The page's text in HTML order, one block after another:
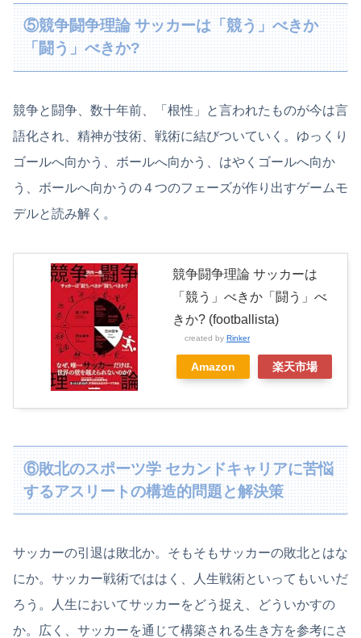
⑤競争闘争理論 サッカーは「競う」べきか
「闘う」べきか?
競争と闘争、数十年前、「根性」と言われたものが今は言
語化され、精神が技術、戦術に結びついていく。ゆっくり
ゴールへ向かう、ボールへ向かう、はやくゴールへ向か
う、ボールへ向かうの４つのフェーズが作り出すゲームモ
デルと読み解く。
競争闘争理論 サッカーは
「競う」べきか「闘う」べ
きか? (footballista)
created by Rinker
Amazon 楽天市場
⑥敗北のスポーツ学 セカンドキャリアに苦悩
するアスリートの構造的問題と解決策
サッカーの引退は敗北か。そもそもサッカーの敗北とはな
にか。サッカー戦術でははく、人生戦術といってもいいだ
ろう。人生においてサッカーをどう捉え、どういかすの
か。広く、サッカーを通じて構築される生き方を参考にさ